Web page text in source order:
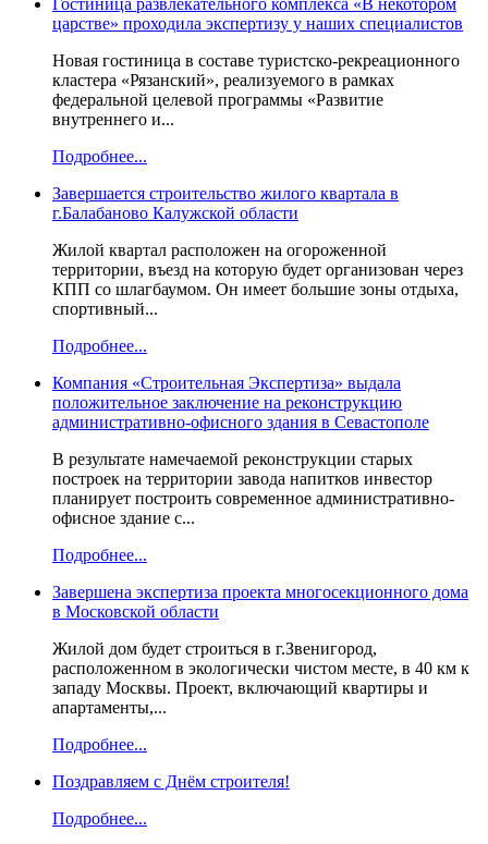
Гостиница развлекательного комплекса «В некотором
царстве» проходила экспертизу у наших специалистов
Новая гостиница в составе туристско-рекреационного
кластера «Рязанский», реализуемого в рамках
федеральной целевой программы «Развитие
внутреннего и...
Подробнее...
Завершается строительство жилого квартала в
г.Балабаново Калужской области
Жилой квартал расположен на огороженной
территории, въезд на которую будет организован через
КПП со шлагбаумом. Он имеет большие зоны отдыха,
спортивный...
Подробнее...
Компания «Строительная Экспертиза» выдала
положительное заключение на реконструкцию
административно-офисного здания в Севастополе
В результате намечаемой реконструкции старых
построек на территории завода напитков инвестор
планирует построить современное административно-
офисное здание с...
Подробнее...
Завершена экспертиза проекта многосекционного дома
в Московской области
Жилой дом будет строиться в г.Звенигород,
расположенном в экологически чистом месте, в 40 км к
западу Москвы. Проект, включающий квартиры и
апартаменты,...
Подробнее...
Поздравляем с Днём строителя!
Подробнее...